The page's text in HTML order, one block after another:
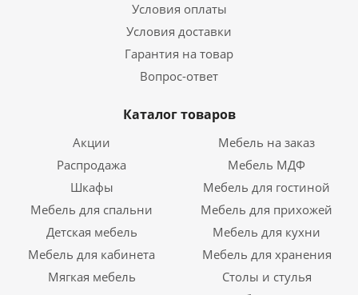
Условия оплаты
Условия доставки
Гарантия на товар
Вопрос-ответ
Каталог товаров
Акции
Мебель на заказ
Распродажа
Мебель МДФ
Шкафы
Мебель для гостиной
Мебель для спальни
Мебель для прихожей
Детская мебель
Мебель для кухни
Мебель для кабинета
Мебель для хранения
Мягкая мебель
Столы и стулья